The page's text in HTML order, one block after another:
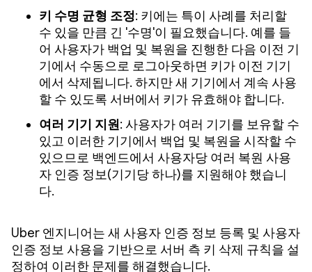
키 수명 균형 조정: 키에는 특이 사례를 처리할
수 있을 만큼 긴 '수명'이 필요했습니다. 예를 들
어 사용자가 백업 및 복원을 진행한 다음 이전 기
기에서 수동으로 로그아웃하면 키가 이전 기기
에서 삭제됩니다. 하지만 새 기기에서 계속 사용
할 수 있도록 서버에서 키가 유효해야 합니다.
여러 기기 지원: 사용자가 여러 기기를 보유할 수
있고 이러한 기기에서 백업 및 복원을 시작할 수
있으므로 백엔드에서 사용자당 여러 복원 사용
자 인증 정보(기기당 하나)를 지원해야 했습니
다.
Uber 엔지니어는 새 사용자 인증 정보 등록 및 사용자
인증 정보 사용을 기반으로 서버 측 키 삭제 규칙을 설
정하여 이러한 문제를 해결했습니다.